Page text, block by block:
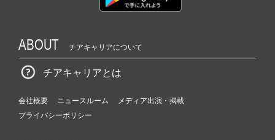
ABOUT チアキャリアについて
チアキャリアとは
会社概要 ニュースルーム
メディア出演・掲載
プライバシーポリシー